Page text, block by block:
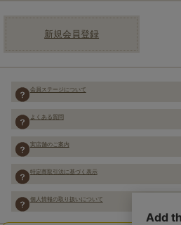
新規会員登録
会員ステージについて
よくある質問
実店舗のご案内
特定商取引法に基づく表示
個人情報の取り扱いについて